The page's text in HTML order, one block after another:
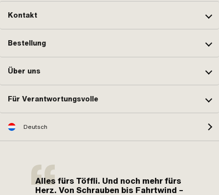
Kontakt
Bestellung
Über uns
Für Verantwortungsvolle
Deutsch
Alles fürs Töffli. Und noch mehr fürs
Herz. Von Schrauben bis Fahrtwind –